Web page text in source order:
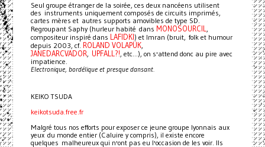
Seul groupe étranger de la soirée, ces deux nancéens utilisent
des instruments uniquement composés de circuits imprimés,
cartes mères et autres supports amovibles de type SD.
Regroupant Saphy (hurleur habité dans MONOSOURCIL ,
compositeur inspiré dans LAFIDKI) et Imran (bruit, folk et humour
depuis 2003, cf. ROLAND VOLAPÜK,
JANEDARCVADOR, UPFALL?!, etc...), on s'attend donc au pire avec
impatience.
Electronique, bordélique et presque dansant.
KEIKO TSUDA
keikotsuda.free.fr
Malgré tous nos efforts pour exposer ce jeune groupe lyonnais aux
yeux du monde entier (Caluire y compris), il existe encore
quelques malheureux qui n'ont pas eu l'occasion de les voir. Ils